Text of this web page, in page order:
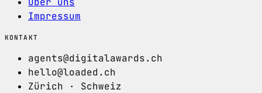
Impressum
KONTAKT
agents@digitalawards.ch
hello@loaded.ch
Zürich · Schweiz